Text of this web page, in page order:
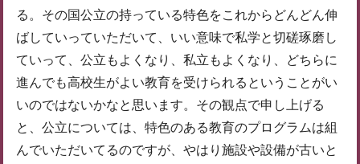
る。その国公立の持っている特色をこれからどんどん伸
ばしていっていただいて、いい意味で私学と切磋琢磨し
ていって、公立もよくなり、私立もよくなり、どちらに
進んでも高校生がよい教育を受けられるということがい
いのではないかなと思います。その観点で申し上げる
と、公立については、特色のある教育のプログラムは組
んでいただいてるのですが、やはり施設や設備が古いと